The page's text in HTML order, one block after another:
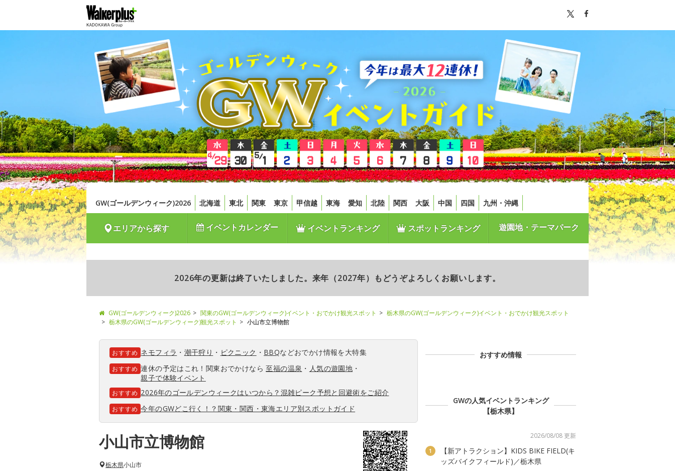
GW(ゴールデンウィーク)2026 北海道 東北 関東 東京 甲信越 東海 愛知 北陸 関西 大阪 中国 四国 九州・沖縄
エリアから探す イベントカレンダー イベントランキング スポットランキング 遊園地・テーマパーク
2026年の更新は終了いたしました。来年（2027年）もどうぞよろしくお願いします。
GW(ゴールデンウィーク)2026 関東のGW(ゴールデンウィーク)イベント・おでかけ観光スポット
栃木県のGW(ゴールデンウィーク)イベント・おでかけ観光スポット
栃木県のGW(ゴールデンウィーク)観光スポット
小山市立博物館
おすすめ ネモフィラ ・ 潮干狩り ・ ピクニック ・ BBQなどおでかけ情報を大特集
おすすめ 連休の予定はこれ！関東おでかけなら至福の温泉 ・ 人気の遊園地 ・
親子で体験イベント
おすすめ 2026年のゴールデンウィークはいつから？混雑ピーク予想と回避術をご紹介
おすすめ 今年のGWどこ行く！？関東・関西・東海エリア別スポットガイド
小山市立博物館
栃木県小山市
おすすめ情報
GWの人気イベントランキング
【栃木県】
2026/08/08 更新
1
【新アトラクション】KIDS BIKE FIELD(キ
ッズバイクフィールド)／栃木県